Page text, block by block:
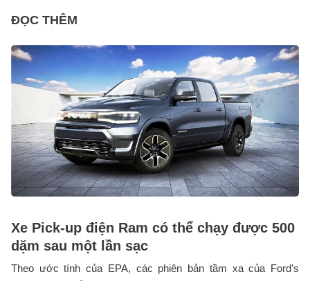
ĐỌC THÊM
Xe Pick-up điện Ram có thể chạy được 500
dặm sau một lần sạc
Theo ước tính của EPA, các phiên bản tầm xa của Ford’s